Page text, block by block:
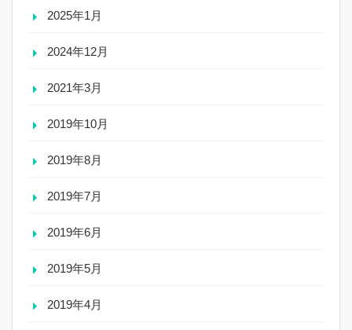
2025年1月
2024年12月
2021年3月
2019年10月
2019年8月
2019年7月
2019年6月
2019年5月
2019年4月